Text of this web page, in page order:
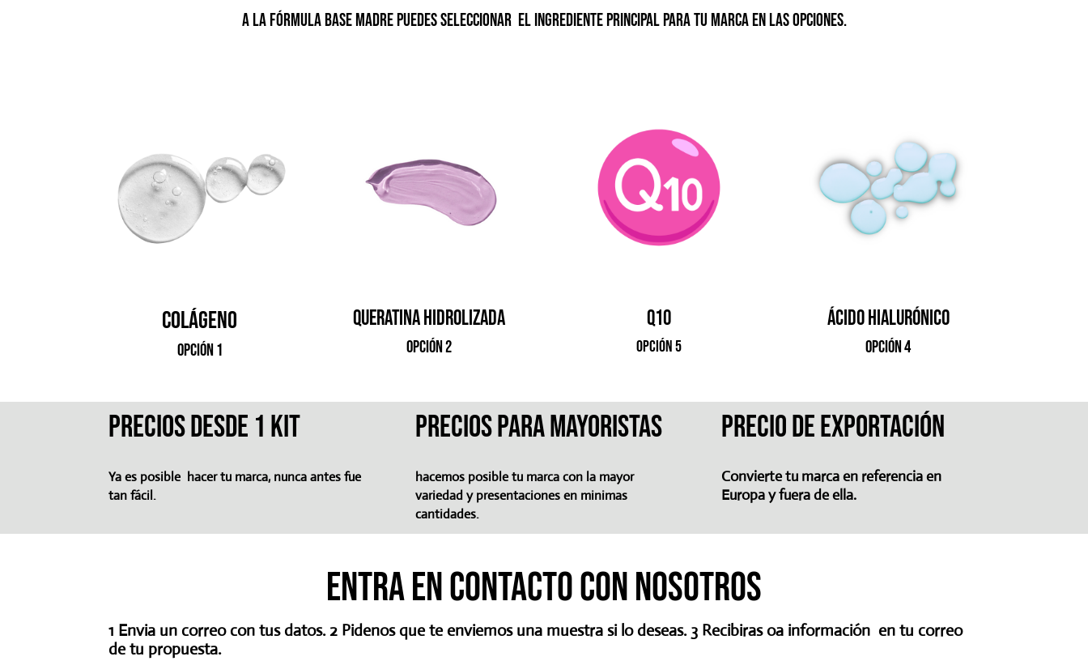
A la Fórmula base madre puedes seleccionar el ingrediente principal para tu marca en las opciones.
colágeno
opción 1
Queratina hidrolizada
opción 2
q10
opción 5
ácido hialurónico
opción 4
PRECIOS DESDE 1 KIT
Ya es posible hacer tu marca, nunca antes fue
tan fácil.
precios para mayoristas
hacemos posible tu marca con la mayor
variedad y presentaciones en minimas
cantidades.
Precio de exportación
Convierte tu marca en referencia en
Europa y fuera de ella.
entra en contacto con nosotros
1 Envia un correo con tus datos. 2 Pidenos que te enviemos una muestra si lo deseas. 3 Recibiras oa información en tu correo
de tu propuesta.